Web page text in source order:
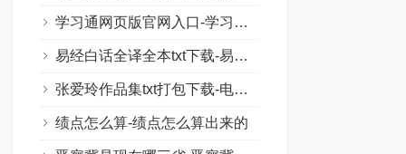
学习通网页版官网入口-学习通账号在线登录
易经白话全译全本txt下载-易经白话文全文txt下载
张爱玲作品集txt打包下载-电子书下载张爱玲文集
绩点怎么算-绩点怎么算出来的